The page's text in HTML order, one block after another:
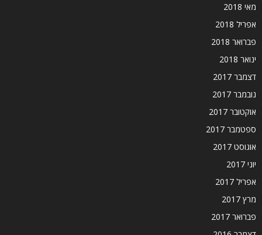
מאי 2018
אפריל 2018
פברואר 2018
ינואר 2018
דצמבר 2017
נובמבר 2017
אוקטובר 2017
ספטמבר 2017
אוגוסט 2017
יוני 2017
אפריל 2017
מרץ 2017
פברואר 2017